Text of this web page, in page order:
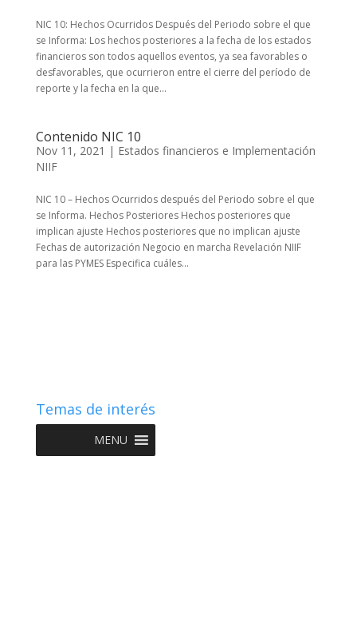
NIC 10: Hechos Ocurridos Después del Periodo sobre el que
se Informa: Los hechos posteriores a la fecha de los estados
financieros son todos aquellos eventos, ya sea favorables o
desfavorables, que ocurrieron entre el cierre del período de
reporte y la fecha en la que...
Contenido NIC 10
Nov 11, 2021 | Estados financieros e Implementación
NIIF
NIC 10 – Hechos Ocurridos después del Periodo sobre el que
se Informa. Hechos Posteriores Hechos posteriores que
implican ajuste Hechos posteriores que no implican ajuste
Fechas de autorización Negocio en marcha Revelación NIIF
para las PYMES Especifica cuáles...
Temas de interés
MENU